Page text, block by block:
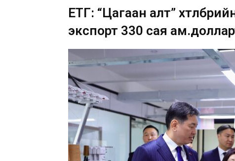
ЕТГ: “Цагаан алт”
экспорт 330 сая